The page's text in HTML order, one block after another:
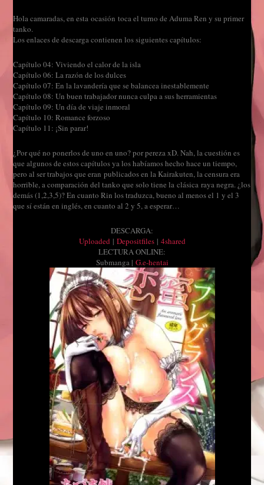
Hola camaradas, en esta ocasión toca el turno de Aduma Ren y su primer
tanko.
Los enlaces de descarga contienen los siguientes capítulos:
Capítulo 04: Viviendo el calor de la isla
Capítulo 06: La razón de los dulces
Capítulo 07: En la lavandería que se balancea inestablemente
Capítulo 08: Un buen trabajador nunca culpa a sus herramientas
Capítulo 09: Un día de viaje inmoral
Capítulo 10: Romance forzoso
Capítulo 11: ¡Sin parar!
¿Por qué no ponerlos de uno en uno? por pereza xD. Nah, la cuestión es
que algunos de estos capítulos ya los habíamos hecho hace un tiempo,
pero al ser trabajos que eran publicados en la Kairakuten, la censura era
horrible, a comparación del tanko que solo tiene la clásica raya negra. ¿los
demás (1,2,3,5)? En cuanto Rin los traduzca, bueno al menos el 1 y el 3
que sí están en inglés, en cuanto al 2 y 5, a esperar…
DESCARGA:
Uploaded | Depositfiles| 4shared
LECTURA ONLINE:
Submanga | G.e-hentai